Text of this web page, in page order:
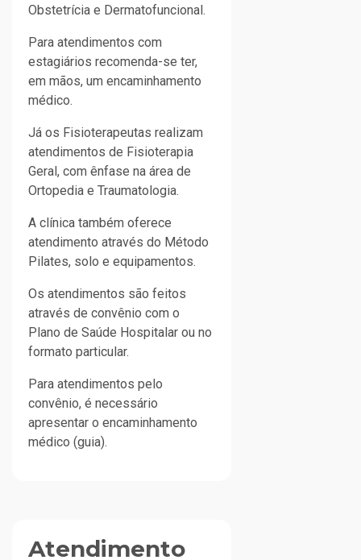
Obstetrícia e Dermatofuncional.
Para atendimentos com
estagiários recomenda-se ter,
em mãos, um encaminhamento
médico.
Já os Fisioterapeutas realizam
atendimentos de Fisioterapia
Geral, com ênfase na área de
Ortopedia e Traumatologia.
A clínica também oferece
atendimento através do Método
Pilates, solo e equipamentos.
Os atendimentos são feitos
através de convênio com o
Plano de Saúde Hospitalar ou no
formato particular.
Para atendimentos pelo
convênio, é necessário
apresentar o encaminhamento
médico (guia).
Atendimento